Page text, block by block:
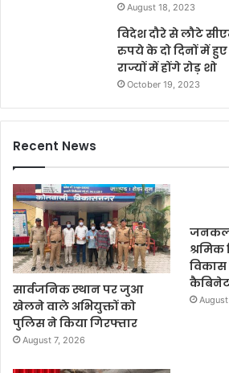
August 18, 2023
विदेश दौरे से लौटे
रुपये के दो दिनों में
राज्यों में होंगे रोड़ शो
October 19, 2023
Recent News
सार्वजनिक स्थान पर जुआ
खेलने वाले अभियुक्तों को
पुलिस ने किया गिरफ्तार
August 7, 2026
विकास